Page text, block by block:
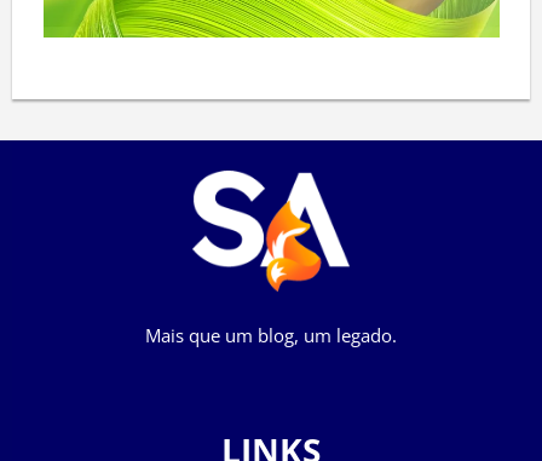
Mais que um blog, um legado.